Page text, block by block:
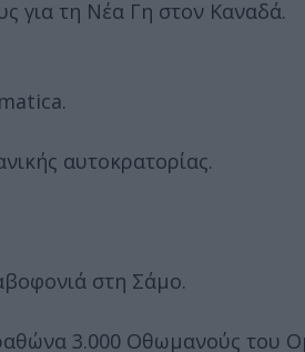
για τη Νέα Γη στον Καναδά.
αυτοκρατορίας.
στη Σάμο.
3.000 Οθωμανούς του